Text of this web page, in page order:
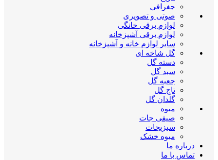
جغرافی
صوتی و تصویری
لوازم برقی خانگی
لوازم برقی آشپزخانه
سایر لوازم خانه و آشپزخانه
گل شاخه ای
دسته گل
سبد گل
جعبه گل
تاج گل
گلدان گل
میوه
صیفی جات
سبزیجات
میوه خشک
درباره ما
تماس با ما